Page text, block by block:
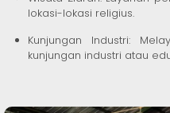
lokasi-lokasi religius.
Kunjungan Industri:
kunjungan industri atau